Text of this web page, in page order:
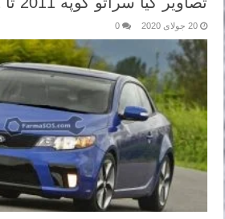
20 جولای 2020 0